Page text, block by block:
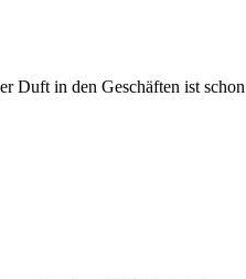
Duft in den Geschäften ist